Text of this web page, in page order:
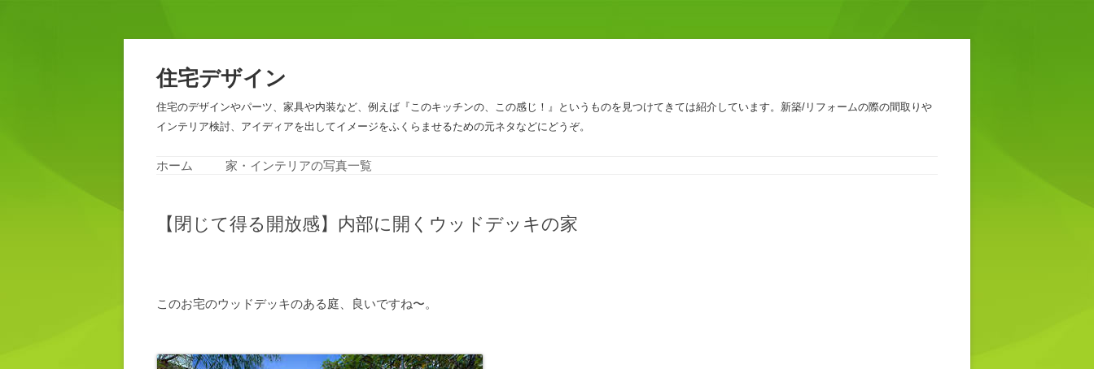
住宅デザイン
住宅のデザインやパーツ、家具や内装など、例えば『このキッチンの、この感じ！』というものを見つけてきては紹介しています。新築/リフォームの際の間取りや
インテリア検討、アイディアを出してイメージをふくらませるための元ネタなどにどうぞ。
ホーム 家・インテリアの写真一覧
【閉じて得る開放感】内部に開くウッドデッキの家
このお宅のウッドデッキのある庭、良いですね〜。